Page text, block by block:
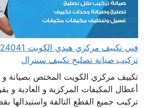
تركيب صيانة تصليح تكييف سنترال
تكييف مركزي الكويت المختص بصيانة و
أعطال المكيفات المركزية و العادية و
تركيب جميع القطع التالفة واستبدالها